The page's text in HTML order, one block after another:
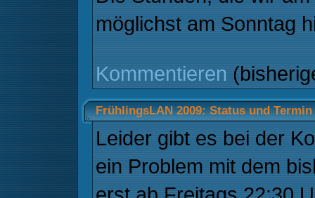
möglichst am Sonntag
Kommentieren
FrühlingsLAN 2009: Status und Termin
Leider gibt es bei der
ein Problem mit dem